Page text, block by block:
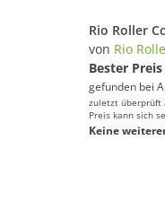
von Rio
Bester Preis
gefunden bei
zuletzt überprüft
Preis kann sich
Keine